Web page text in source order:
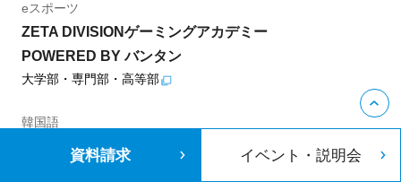
eスポーツ
ZETA DIVISIONゲーミングアカデミー
POWERED BY バンタン
大学部・専門部・高等部
韓国語
バンタン韓国語教室
資料請求 イベント・説明会